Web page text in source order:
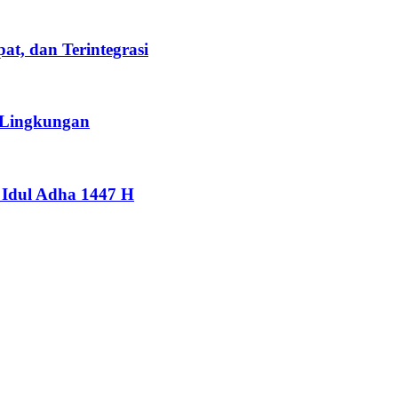
dan Terintegrasi
Adha 1447 H